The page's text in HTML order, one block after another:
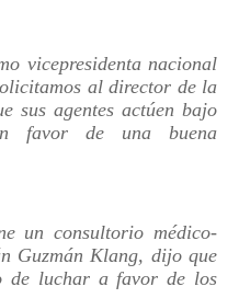
vicepresidenta nacional
al director de la
sus agentes actúen bajo
favor de una buena
un consultorio médico-
Guzmán Klang, dijo que
de luchar a favor de los